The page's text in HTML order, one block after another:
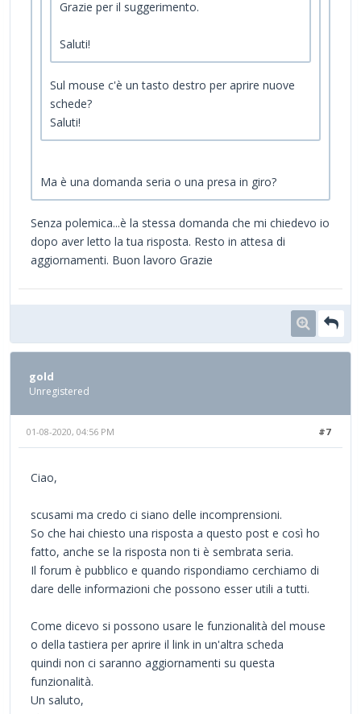
Grazie per il suggerimento.
Saluti!
Sul mouse c'è un tasto destro per aprire nuove
schede?
Saluti!
Ma è una domanda seria o una presa in giro?
Senza polemica...è la stessa domanda che mi chiedevo io
dopo aver letto la tua risposta. Resto in attesa di
aggiornamenti. Buon lavoro Grazie
gold
Unregistered
#7
01-08-2020, 04:56 PM
Ciao,
scusami ma credo ci siano delle incomprensioni.
So che hai chiesto una risposta a questo post e così ho
fatto, anche se la risposta non ti è sembrata seria.
Il forum è pubblico e quando rispondiamo cerchiamo di
dare delle informazioni che possono esser utili a tutti.
Come dicevo si possono usare le funzionalità del mouse
o della tastiera per aprire il link in un'altra scheda
quindi non ci saranno aggiornamenti su questa
funzionalità.
Un saluto,